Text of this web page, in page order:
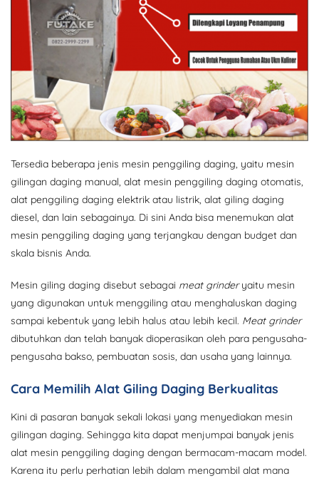
Tersedia beberapa jenis mesin penggiling daging, yaitu mesin
gilingan daging manual, alat mesin penggiling daging otomatis,
alat penggiling daging elektrik atau listrik, alat giling daging
diesel, dan lain sebagainya. Di sini Anda bisa menemukan alat
mesin penggiling daging yang terjangkau dengan budget dan
skala bisnis Anda.
Mesin giling daging disebut sebagai meat grinderyaitu mesin
yang digunakan untuk menggiling atau menghaluskan daging
sampai kebentuk yang lebih halus atau lebih kecil. Meat grinder
dibutuhkan dan telah banyak dioperasikan oleh para pengusaha-
pengusaha bakso, pembuatan sosis, dan usaha yang lainnya.
Cara Memilih Alat Giling Daging Berkualitas
Kini di pasaran banyak sekali lokasi yang menyediakan mesin
gilingan daging. Sehingga kita dapat menjumpai banyak jenis
alat mesin penggiling daging dengan bermacam-macam model.
Karena itu perlu perhatian lebih dalam mengambil alat mana